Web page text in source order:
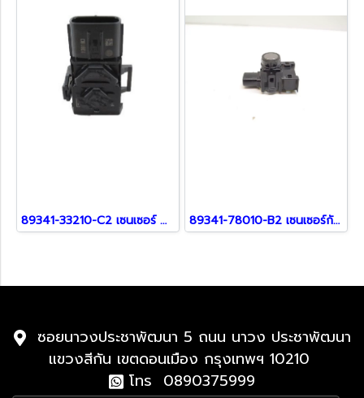
89341-33210-C2 เซนเซอร์ สำหรับ Lexus 89341-78010-B2 เซนเซอร์กันชน สำหรับรถ Lexus
ซอยนาวงประชาพัฒนา 5 ถนน นาวง ประชาพัฒนา
แขวงสีกัน เขตดอนเมือง กรุงเทพฯ 10210
โทร 0890375999